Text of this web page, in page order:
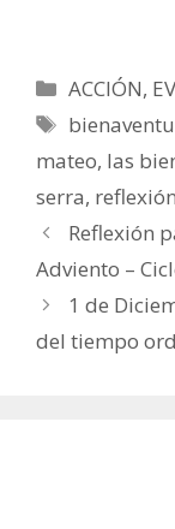
Categorías
ACCIÓN,
Etiquetas
mateo, las
serra,
Reflexión
Adviento –
1 de
del tiempo